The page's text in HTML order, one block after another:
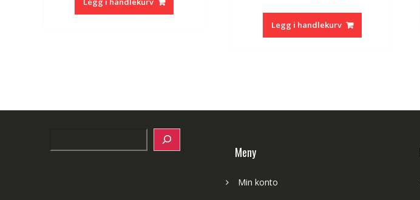
kr 628,00.kr 374,00.
var:
kr 628,00.kr 374,00.
Legg i handlekurv
Meny
Min konto